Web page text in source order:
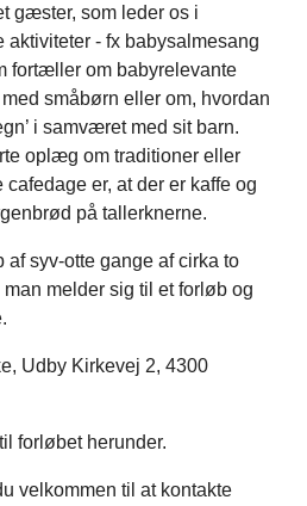
gæster, som leder os i
aktiviteter - fx babysalmesang
fortæller om babyrelevante
småbørn eller om, hvordan
i samværet med sit barn.
oplæg om traditioner eller
er, at der er kaffe og
på tallerknerne.
syv-otte gange af cirka to
melder sig til et forløb og
Udby Kirkevej 2, 4300
forløbet herunder.
velkommen til at kontakte